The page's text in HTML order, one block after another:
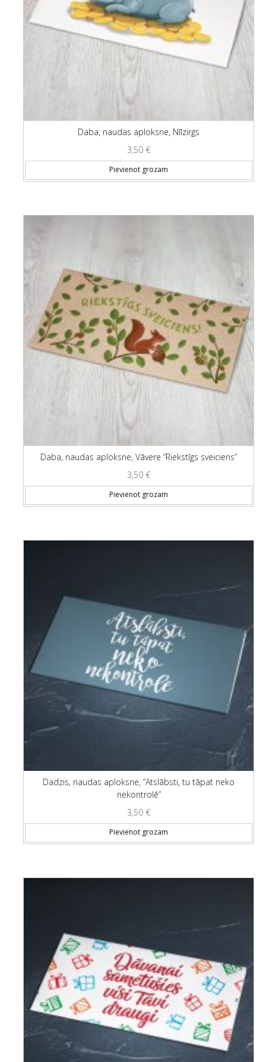
Daba, naudas aploksne, Nīlzirgs
3,50 €
Pievienot grozam
Daba, naudas aploksne, Vāvere “Riekstīgs sveiciens”
3,50 €
Pievienot grozam
Dadzis, naudas aploksne, “Atslābsti, tu tāpat neko
nekontrolē”
3,50 €
Pievienot grozam